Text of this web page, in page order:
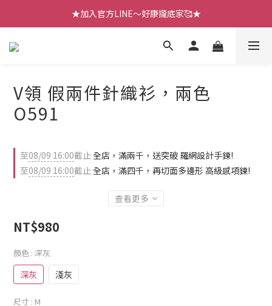
【七月新品】上架了!! 限時折扣優惠😍
【七月新品】上架了!! 限時折扣優惠😍
V領 假兩件針織衫，兩色
O591
至08/09 16:00截止全店，滿兩千，送突破 羅網設計手鍊!
至08/09 16:00截止全店，滿四千，再切面多邊形 高級感項鍊!
查看更多
NT$980
顏色 : 深灰
深灰 淺灰
尺寸 : M